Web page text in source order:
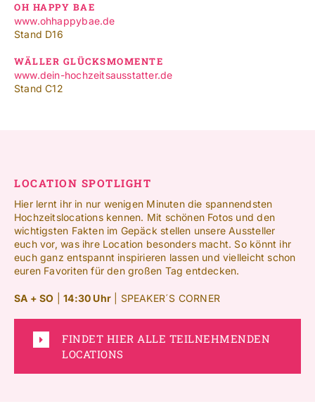
OH HAPPY BAE
www.ohhappybae.de
Stand D16
WÄLLER GLÜCKSMOMENTE
www.dein-hochzeitsausstatter.de
Stand C12
LOCATION SPOTLIGHT
Hier lernt ihr in nur wenigen Minuten die spannendsten
Hochzeitslocations kennen. Mit schönen Fotos und den
wichtigsten Fakten im Gepäck stellen unsere Aussteller
euch vor, was ihre Location besonders macht. So könnt ihr
euch ganz entspannt inspirieren lassen und vielleicht schon
euren Favoriten für den großen Tag entdecken.
SA + SO |14:30 Uhr | SPEAKER´S CORNER
FINDET HIER ALLE TEILNEHMENDEN
LOCATIONS